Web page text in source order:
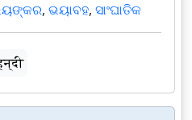
, ଭୟାବହ, ସାଂଘାତିକ